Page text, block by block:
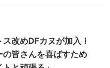
ス改めDFカヌが加入！
の皆さんを喜ばすため